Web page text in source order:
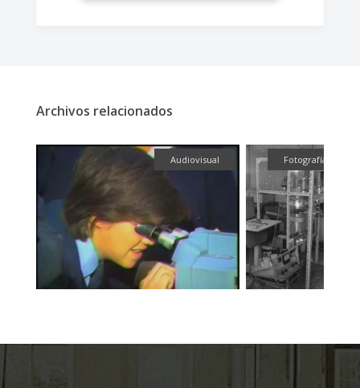
Archivos relacionados
Audiovisual Fotografía